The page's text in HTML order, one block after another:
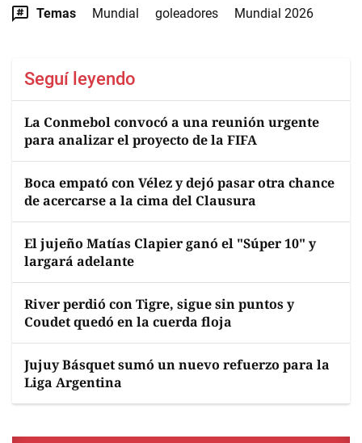
Temas Mundial goleadores Mundial 2026
Seguí leyendo
La Conmebol convocó a una reunión urgente
para analizar el proyecto de la FIFA
Boca empató con Vélez y dejó pasar otra chance
de acercarse a la cima del Clausura
El jujeño Matías Clapier ganó el "Súper 10" y
largará adelante
River perdió con Tigre, sigue sin puntos y
Coudet quedó en la cuerda floja
Jujuy Básquet sumó un nuevo refuerzo para la
Liga Argentina